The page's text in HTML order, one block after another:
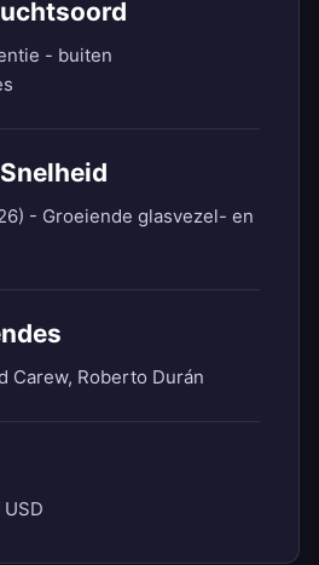
- buiten
- Groeiende glasvezel- en
Carew, Roberto Durán